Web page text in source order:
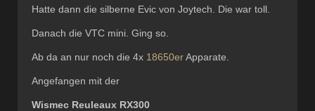
Hatte dann die silberne Evic von Joytech. Die war toll.
Danach die VTC mini. Ging so.
Ab da an nur noch die 4x 18650erApparate.
Angefangen mit der
Wismec Reuleaux RX300